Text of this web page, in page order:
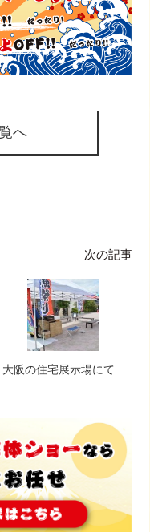
へ
次の記事
大阪の住宅展示場にて、